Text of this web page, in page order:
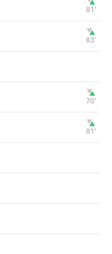
81‎’‎
83‎’‎
70‎’‎
81‎’‎